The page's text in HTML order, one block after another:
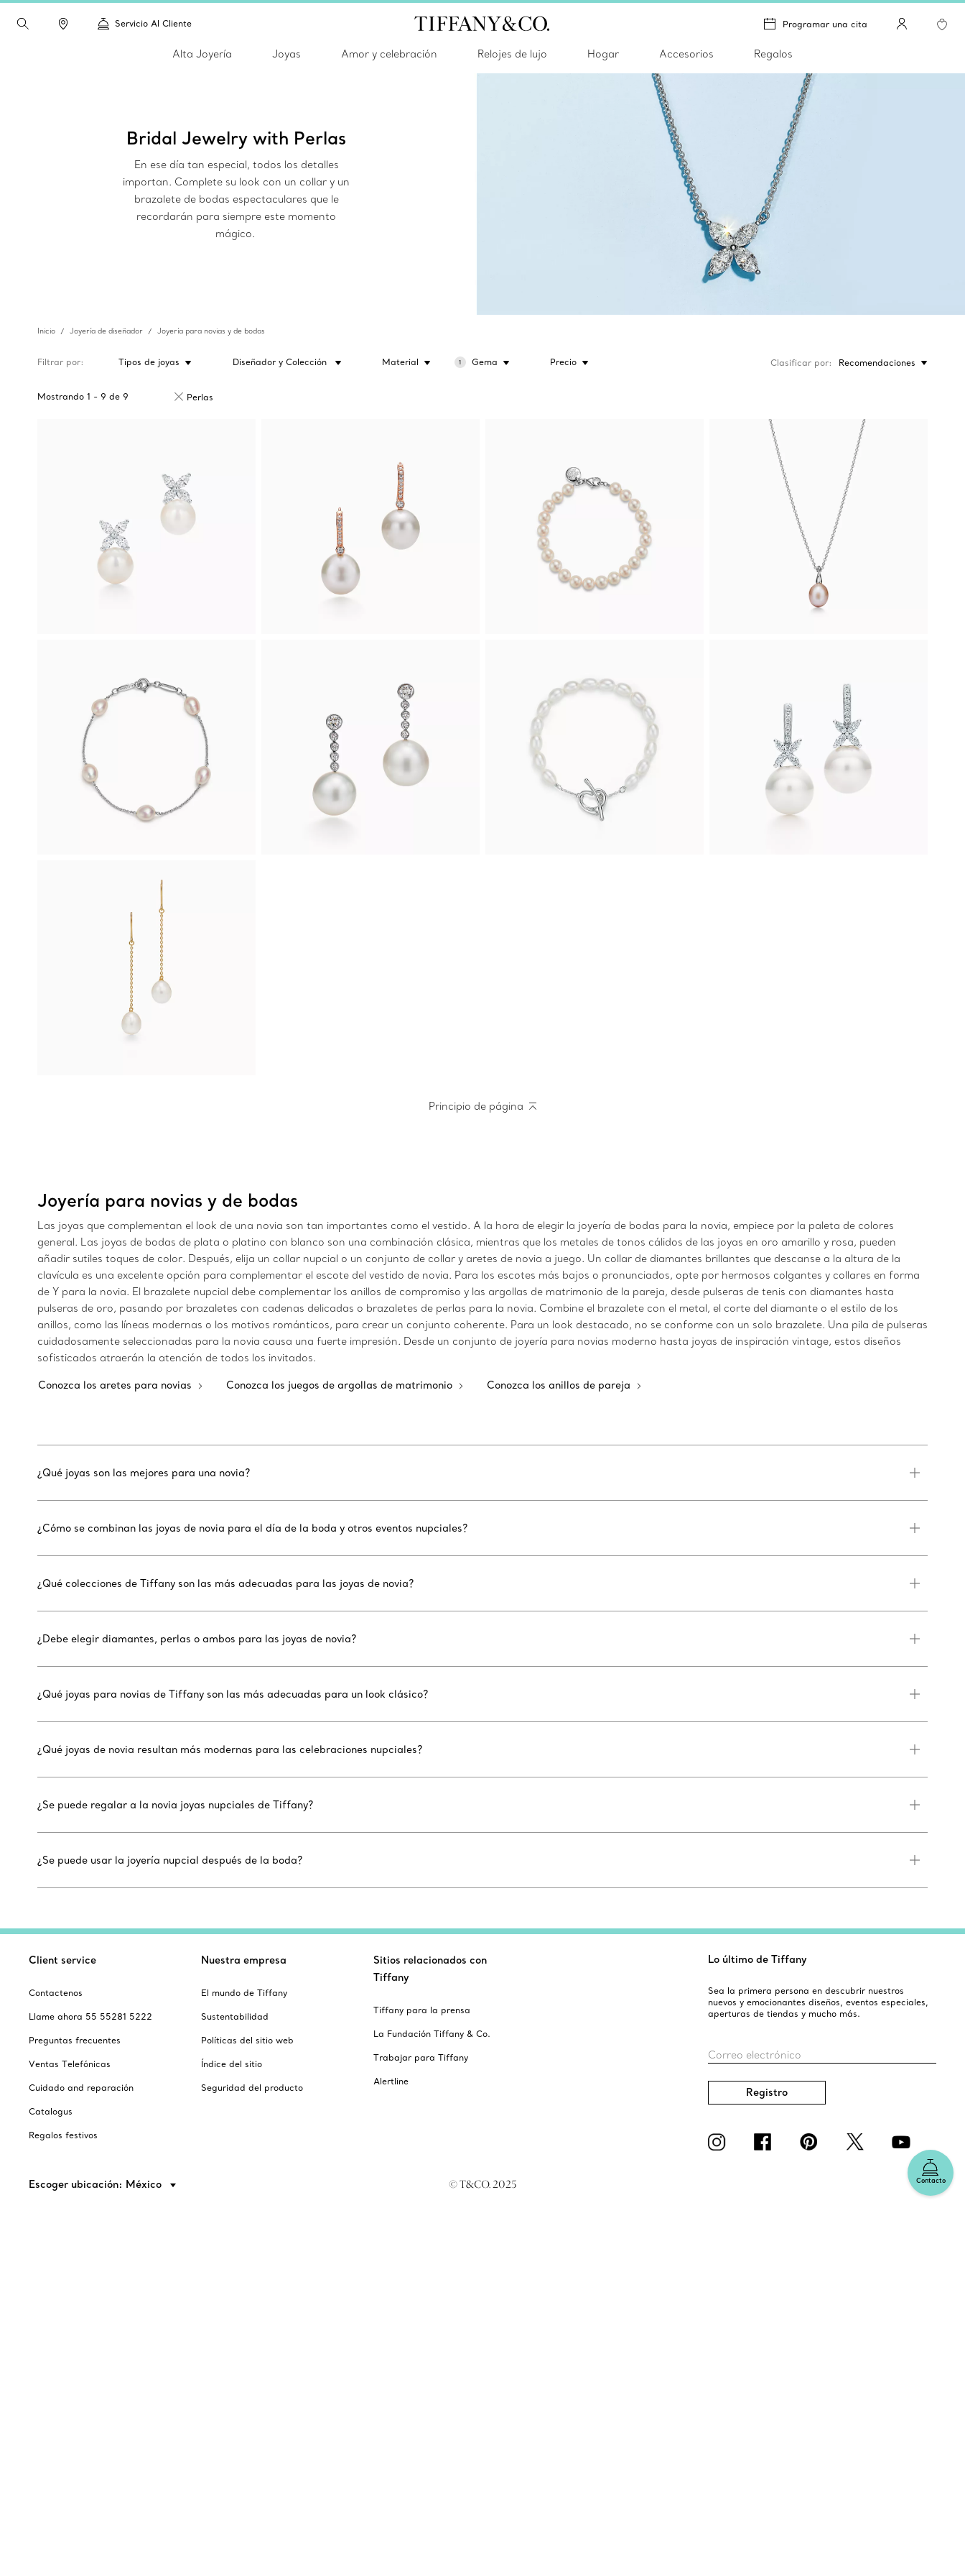
Servicio Al Cliente Programar una cita
Alta Joyería Joyas Amor y celebración Relojes de lujo Hogar Accesorios Regalos
Bridal Jewelry with Perlas
En ese día tan especial, todos los detalles
importan. Complete su look con un collar y un
brazalete de bodas espectaculares que le
recordarán para siempre este momento
mágico.
Inicio Joyería de diseñador Joyería para novias y de bodas
Filtrar por Tipos de joyas Diseñador y Colección Material 1 Gema Precio
Mostrando 1 - 9 de 9 Perlas
Clasificar por Recomendaciones
Principio de página
Joyería para novias y de bodas
Las joyas que complementan el look de una novia son tan importantes como el vestido. A la hora de elegir la joyería de bodas para la novia, empiece por la paleta de colores
general. Las joyas de bodas de plata o platino con blanco son una combinación clásica, mientras que los metales de tonos cálidos de las joyas en oro amarillo y rosa, pueden
añadir sutiles toques de color. Después, elija un collar nupcial o un conjunto de collar y aretes de novia a juego. Un collar de diamantes brillantes que descanse a la altura de la
clavícula es una excelente opción para complementar el escote del vestido de novia. Para los escotes más bajos o pronunciados, opte por hermosos colgantes y collares en forma
de Y para la novia. El brazalete nupcial debe complementar los anillos de compromiso y las argollas de matrimonio de la pareja, desde pulseras de tenis con diamantes hasta
pulseras de oro, pasando por brazaletes con cadenas delicadas o brazaletes de perlas para la novia. Combine el brazalete con el metal, el corte del diamante o el estilo de los
anillos, como las líneas modernas o los motivos románticos, para crear un conjunto coherente. Para un look destacado, no se conforme con un solo brazalete. Una pila de pulseras
cuidadosamente seleccionadas para la novia causa una fuerte impresión. Desde un conjunto de joyería para novias moderno hasta joyas de inspiración vintage, estos diseños
sofisticados atraerán la atención de todos los invitados.
Conozca los aretes para novias Conozca los juegos de argollas de matrimonio Conozca los anillos de pareja
¿Qué joyas son las mejores para una novia?
¿Cómo se combinan las joyas de novia para el día de la boda y otros eventos nupciales?
¿Qué colecciones de Tiffany son las más adecuadas para las joyas de novia?
¿Debe elegir diamantes, perlas o ambos para las joyas de novia?
¿Qué joyas para novias de Tiffany son las más adecuadas para un look clásico?
¿Qué joyas de novia resultan más modernas para las celebraciones nupciales?
¿Se puede regalar a la novia joyas nupciales de Tiffany?
¿Se puede usar la joyería nupcial después de la boda?
Contacto
Client service
Contactenos
Llame ahora 55 55281 5222
Preguntas frecuentes
Ventas Telefónicas
Cuidado and reparación
Catalogus
Regalos festivos
Nuestra empresa
El mundo de Tiffany
Sustentabilidad
Políticas del sitio web
Índice del sitio
Seguridad del producto
Sitios relacionados con
Tiffany
Tiffany para la prensa
La Fundación Tiffany & Co.
Trabajar para Tiffany
Alertline
Lo último de Tiffany
Sea la primera persona en descubrir nuestros
nuevos y emocionantes diseños, eventos especiales,
aperturas de tiendas y mucho más.
Correo electrónico
Registro
Escoger ubicación: México © T&CO. 2025